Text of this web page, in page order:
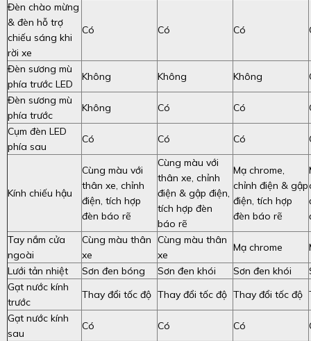
Đèn chào mừng
& đèn hỗ trợ
chiếu sáng khi
rời xe
Có Có Có
Đèn sương mù
phía trước LED
Không Không Không
Đèn sương mù
phía trước
Không Có Có
Cụm đèn LED
phía sau
Có Có Có
Kính chiếu hậu
Cùng màu với
thân xe, chỉnh
điện, tích hợp
đèn báo rẽ
Cùng màu với
thân xe, chỉnh
điện & gập điện,
tích hợp đèn
báo rẽ
Mạ chrome,
chỉnh điện & gập
điện, tích hợp
đèn báo rẽ
Tay nắm cửa
ngoài
Cùng màu thân
xe
Cùng màu thân
xe
Mạ chrome
Lưới tản nhiệt
Sơn đen bóng Sơn đen khói Sơn đen khói
Gạt nước kính
trước
Thay đổi tốc độ Thay đổi tốc độ Thay đổi tốc độ
Gạt nước kính
sau
Có Có Có